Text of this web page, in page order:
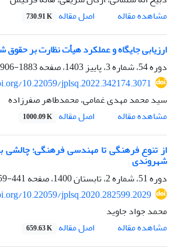
مشاهده مقاله
اصل مقاله 730.91 K
ارزیابی‎ ‎جایگاه و عملکرد هیأت نظارت بر حقوق شهروندی
دوره 54، شماره 3، پاییز 1403، صفحه
1883-1906
10.22059/jplsq.2022.342174.3071
سید محمد مهدی غمامی، محمدطاهر صفرزاده
مشاهده مقاله
اصل مقاله 1000.09 K
از تنوع فرهنگی تا مهندسی فرهنگی؛
شهروندی
دوره 51، شماره 2، تابستان 1400، صفحه
441-459
10.22059/jplsq.2020.282599.2029
محمد جواد جاوید
مشاهده مقاله
اصل مقاله 659.63 K